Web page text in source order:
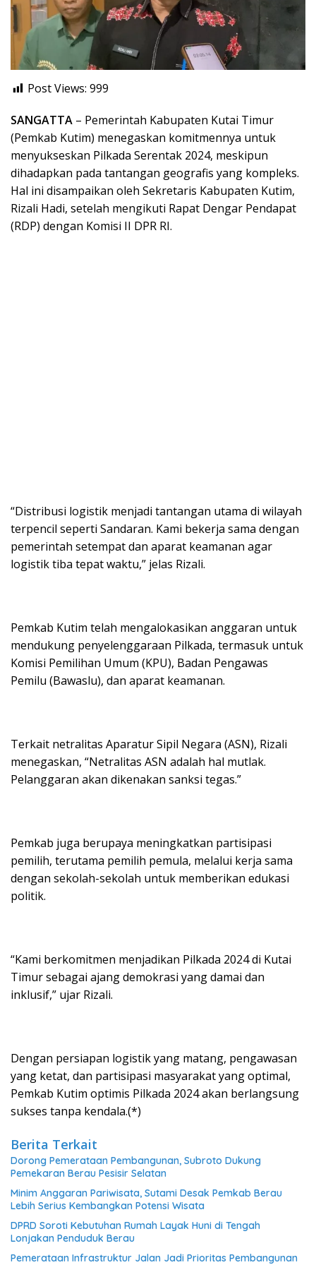
Post Views: 999
SANGATTA – Pemerintah Kabupaten Kutai Timur
(Pemkab Kutim) menegaskan komitmennya untuk
menyukseskan Pilkada Serentak 2024, meskipun
dihadapkan pada tantangan geografis yang kompleks.
Hal ini disampaikan oleh Sekretaris Kabupaten Kutim,
Rizali Hadi, setelah mengikuti Rapat Dengar Pendapat
(RDP) dengan Komisi II DPR RI.
“Distribusi logistik menjadi tantangan utama di wilayah
terpencil seperti Sandaran. Kami bekerja sama dengan
pemerintah setempat dan aparat keamanan agar
logistik tiba tepat waktu,” jelas Rizali.
Pemkab Kutim telah mengalokasikan anggaran untuk
mendukung penyelenggaraan Pilkada, termasuk untuk
Komisi Pemilihan Umum (KPU), Badan Pengawas
Pemilu (Bawaslu), dan aparat keamanan.
Terkait netralitas Aparatur Sipil Negara (ASN), Rizali
menegaskan, “Netralitas ASN adalah hal mutlak.
Pelanggaran akan dikenakan sanksi tegas.”
Pemkab juga berupaya meningkatkan partisipasi
pemilih, terutama pemilih pemula, melalui kerja sama
dengan sekolah-sekolah untuk memberikan edukasi
politik.
“Kami berkomitmen menjadikan Pilkada 2024 di Kutai
Timur sebagai ajang demokrasi yang damai dan
inklusif,” ujar Rizali.
Dengan persiapan logistik yang matang, pengawasan
yang ketat, dan partisipasi masyarakat yang optimal,
Pemkab Kutim optimis Pilkada 2024 akan berlangsung
sukses tanpa kendala.(*)
Berita Terkait
Dorong Pemerataan Pembangunan, Subroto Dukung
Pemekaran Berau Pesisir Selatan
Minim Anggaran Pariwisata, Sutami Desak Pemkab Berau
Lebih Serius Kembangkan Potensi Wisata
DPRD Soroti Kebutuhan Rumah Layak Huni di Tengah
Lonjakan Penduduk Berau
Pemerataan Infrastruktur Jalan Jadi Prioritas Pembangunan